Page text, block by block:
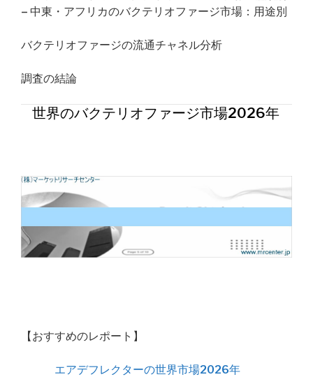
– 中東・アフリカのバクテリオファージ市場：用途別
バクテリオファージの流通チャネル分析
調査の結論
世界のバクテリオファージ市場2026年
【おすすめのレポート】
エアデフレクターの世界市場2026年